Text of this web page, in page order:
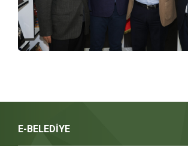
E-BELEDİYE